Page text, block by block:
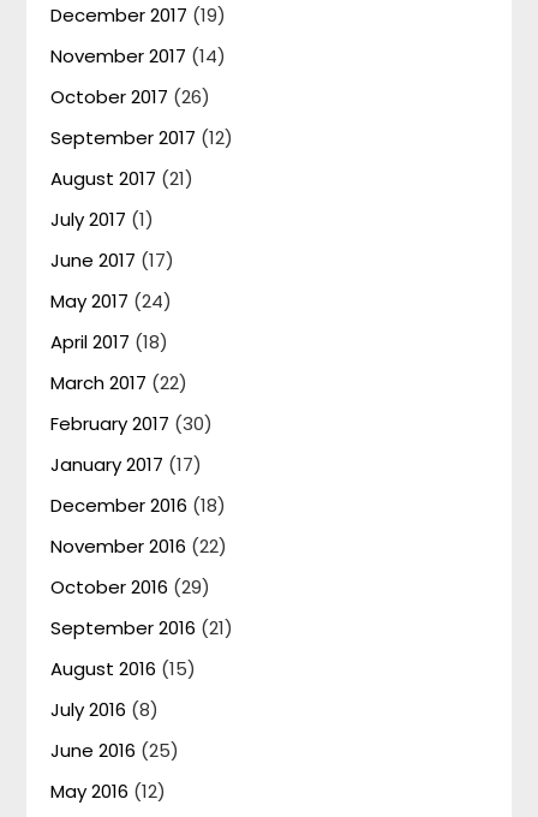
December 2017 (19)
November 2017 (14)
October 2017 (26)
September 2017 (12)
August 2017 (21)
July 2017 (1)
June 2017 (17)
May 2017 (24)
April 2017 (18)
March 2017 (22)
February 2017 (30)
January 2017 (17)
December 2016 (18)
November 2016 (22)
October 2016 (29)
September 2016 (21)
August 2016 (15)
July 2016 (8)
June 2016 (25)
May 2016 (12)